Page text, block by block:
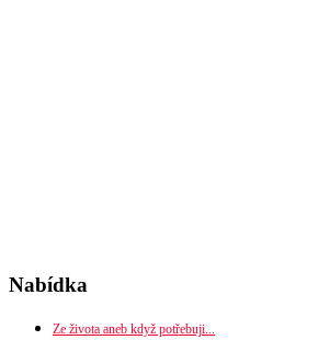
Nabídka
Ze života aneb když potřebuji...